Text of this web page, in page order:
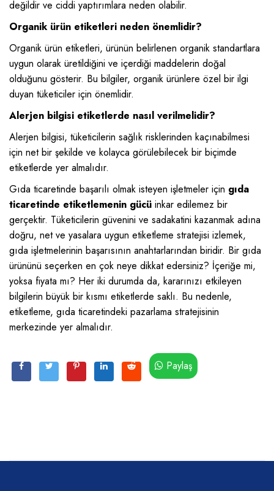
değildir ve ciddi yaptırımlara neden olabilir.
Organik ürün etiketleri neden önemlidir?
Organik ürün etiketleri, ürünün belirlenen organik standartlara
uygun olarak üretildiğini ve içerdiği maddelerin doğal
olduğunu gösterir. Bu bilgiler, organik ürünlere özel bir ilgi
duyan tüketiciler için önemlidir.
Alerjen bilgisi etiketlerde nasıl verilmelidir?
Alerjen bilgisi, tüketicilerin sağlık risklerinden kaçınabilmesi
için net bir şekilde ve kolayca görülebilecek bir biçimde
etiketlerde yer almalıdır.
Gıda ticaretinde başarılı olmak isteyen işletmeler için gıda
ticaretinde etiketlemenin gücü inkar edilemez bir
gerçektir. Tüketicilerin güvenini ve sadakatini kazanmak adına
doğru, net ve yasalara uygun etiketleme stratejisi izlemek,
gıda işletmelerinin başarısının anahtarlarından biridir. Bir gıda
ürününü seçerken en çok neye dikkat edersiniz? İçeriğe mi,
yoksa fiyata mı? Her iki durumda da, kararınızı etkileyen
bilgilerin büyük bir kısmı etiketlerde saklı. Bu nedenle,
etiketleme, gıda ticaretindeki pazarlama stratejisinin
merkezinde yer almalıdır.
Paylaş